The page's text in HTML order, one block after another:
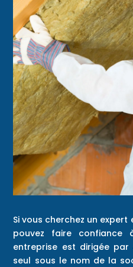
Si vous cherchez un expert
pouvez faire confiance
entreprise est dirigée par
seul sous le nom de la